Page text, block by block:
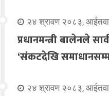
२४ श्रावण २०८३,
प्रधानमन्त्री बालेनले
‘संकटदेखि
२४ श्रावण २०८३,